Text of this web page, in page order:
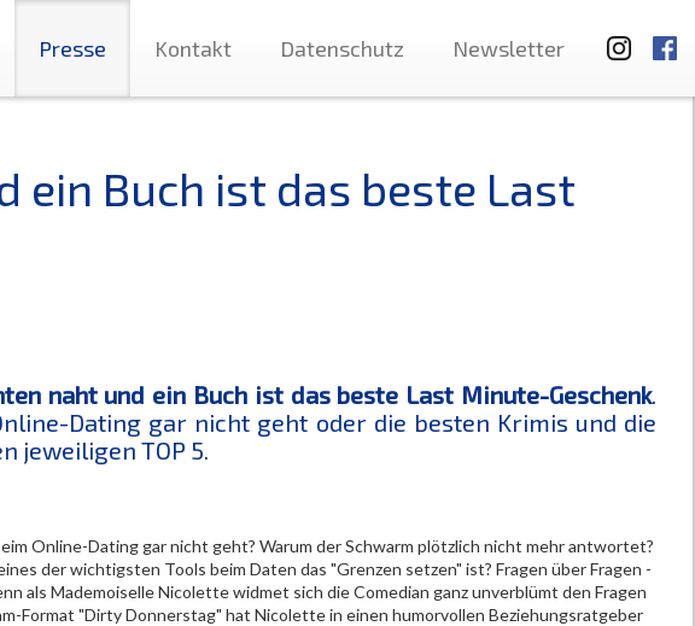
Presse Kontakt Datenschutz Newsletter
ein Buch ist das beste Last
naht und ein Buch ist das beste Last Minute-Geschenk.
Dating gar nicht geht oder die besten Krimis und die
jeweiligen TOP 5.
Online-Dating gar nicht geht? Warum der Schwarm plötzlich nicht mehr antwortet?
der wichtigsten Tools beim Daten das "Grenzen setzen" ist? Fragen über Fragen -
als Mademoiselle Nicolette widmet sich die Comedian ganz unverblümt den Fragen
Format "Dirty Donnerstag" hat Nicolette in einen humorvollen Beziehungsratgeber